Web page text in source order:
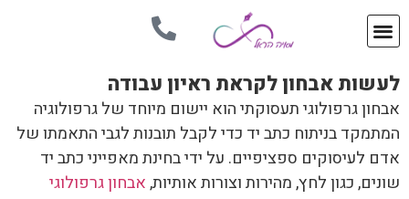
לעשות אבחון לקראת ראיון עבודה
אבחון גרפולוגי תעסוקתי הוא יישום מיוחד של גרפולוגיה
המתמקד בניתוח כתב יד כדי לקבל תובנות לגבי התאמתו של
אדם לעיסוקים ספציפיים. על ידי בחינת מאפייני כתב יד
שונים, כגון לחץ, מהירות וצורות אותיות,אבחון גרפולוגי